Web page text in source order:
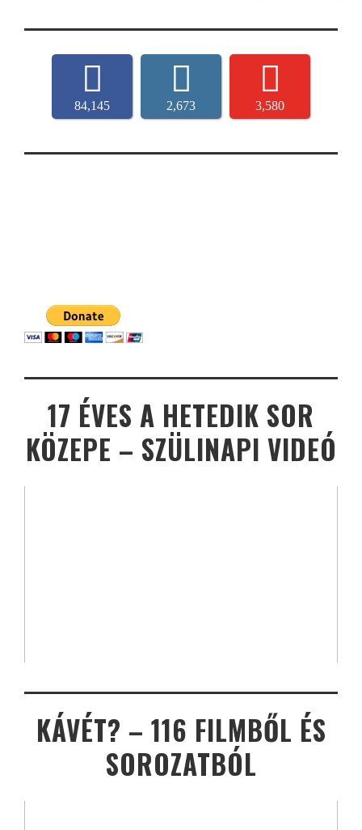
84,145 2,673 3,580
17 ÉVES A HETEDIK SOR
KÖZEPE – SZÜLINAPI VIDEÓ
KÁVÉT? – 116 FILMBŐL ÉS
SOROZATBÓL